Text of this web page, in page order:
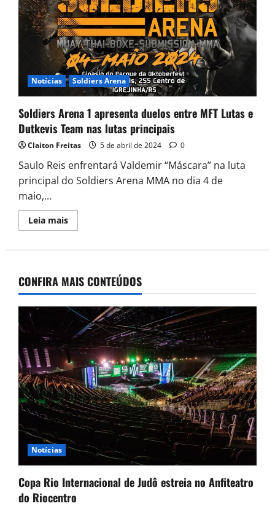
Notícias Soldiers Arena
Soldiers Arena 1 apresenta duelos entre MFT Lutas e
Dutkevis Team nas lutas principais
Claiton Freitas 5 de abril de 2024 0
Saulo Reis enfrentará Valdemir “Máscara” na luta
principal do Soldiers Arena MMA no dia 4 de
maio,...
Leia mais
CONFIRA MAIS CONTEÚDOS
Notícias
Copa Rio Internacional de Judô estreia no Anfiteatro
do Riocentro